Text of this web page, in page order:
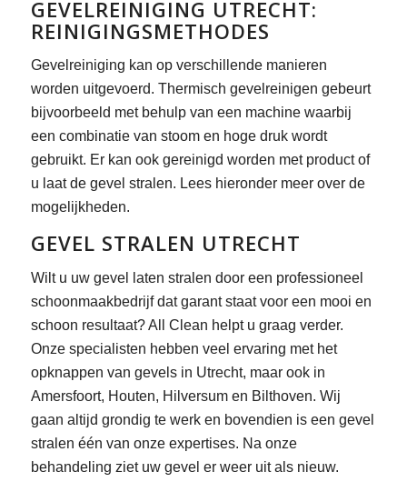
GEVELREINIGING UTRECHT:
REINIGINGSMETHODES
Gevelreiniging kan op verschillende manieren
worden uitgevoerd. Thermisch gevelreinigen gebeurt
bijvoorbeeld met behulp van een machine waarbij
een combinatie van stoom en hoge druk wordt
gebruikt. Er kan ook gereinigd worden met product of
u laat de gevel stralen. Lees hieronder meer over de
mogelijkheden.
GEVEL STRALEN UTRECHT
Wilt u uw gevel laten stralen door een professioneel
schoonmaakbedrijf dat garant staat voor een mooi en
schoon resultaat? All Clean helpt u graag verder.
Onze specialisten hebben veel ervaring met het
opknappen van gevels in Utrecht, maar ook in
Amersfoort, Houten, Hilversum en Bilthoven. Wij
gaan altijd grondig te werk en bovendien is een gevel
stralen één van onze expertises. Na onze
behandeling ziet uw gevel er weer uit als nieuw.